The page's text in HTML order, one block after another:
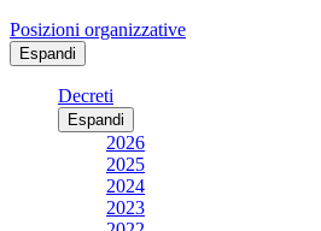
Posizioni organizzative
Espandi
Decreti
Espandi
2026
2025
2024
2023